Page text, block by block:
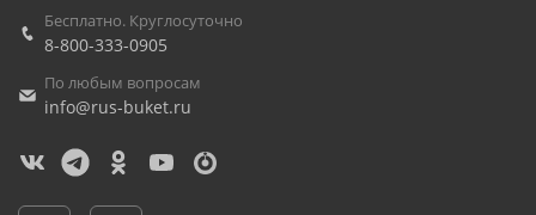
Бесплатно. Круглосуточно
8-800-333-0905
По любым вопросам
info@rus-buket.ru